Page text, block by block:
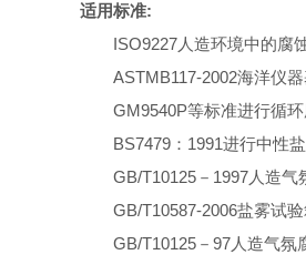
适用标准:
ISO9227人造环境中的腐
ASTMB117-2002海洋仪
GM9540P等标准进行循
BS7479：1991进行中性
GB/T10125－1997人造气
GB/T10587-2006盐雾试
GB/T10125－97人造气氛